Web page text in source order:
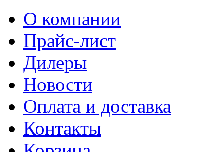
О компании
Прайс-лист
Дилеры
Новости
Оплата и доставка
Контакты